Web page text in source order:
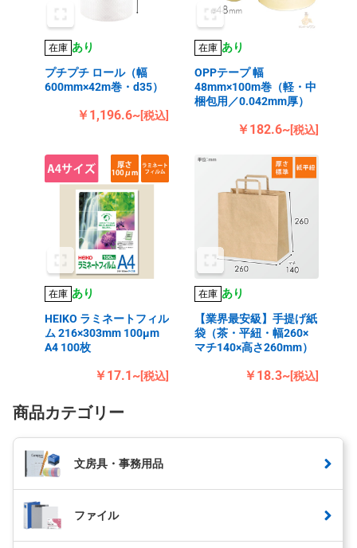
在庫 あり
プチプチ ロール（幅
600mm×42m巻・d35）
￥1,196.6~[税込]
在庫 あり
OPPテープ 幅
48mm×100m巻（軽・中
梱包用／0.042mm厚）
￥182.6~[税込]
在庫 あり
HEIKO ラミネートフィル
ム 216×303mm 100μm
A4 100枚
￥17.1~[税込]
在庫 あり
【業界最安級】手提げ紙
袋（茶・平紐・幅260×
マチ140×高さ260mm）
￥18.3~[税込]
商品カテゴリー
文房具・事務用品
ファイル